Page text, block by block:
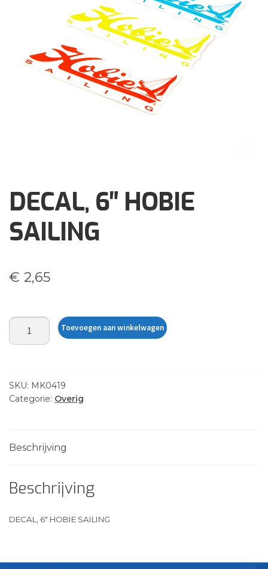
Klantenservice
DECAL, 6″ HOBIE
SAILING
€ 2,65
DECAL,
6"
aantal
Toevoegen aan winkelwagen
SKU: MK0419
Categorie: Overig
Beschrijving
Beschrijving
DECAL, 6″ HOBIE SAILING